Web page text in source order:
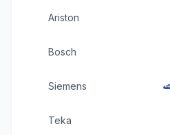
Ariston
Bosch
Siemens
Teka